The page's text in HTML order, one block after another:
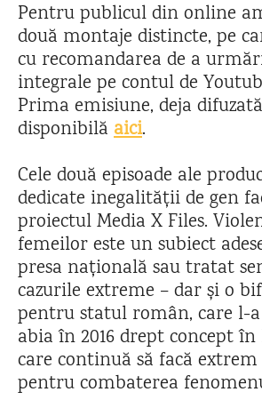
Pentru publicul din online
două montaje distincte, pe
cu recomandarea de a
integrale pe contul de
Prima emisiune, deja
disponibilă aici.
Cele două episoade ale
dedicate inegalității de gen
proiectul Media X Files.
femeilor este un subiect
presa națională sau tratat
cazurile extreme – dar și o
pentru statul român, care l-
abia în 2016 drept concept
care continuă să facă
pentru combaterea